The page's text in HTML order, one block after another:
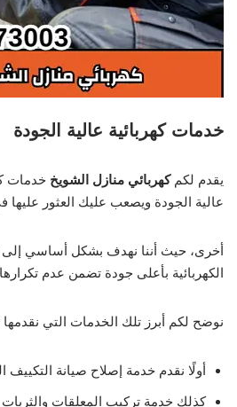
خدمات كهربائية عالية الجودة
يقدم لكمكهربائي منازل الشويخ خدمات
عالية الجودة ويصعب عليك العثور
أخرى، حيث أننا نهدف بشكل أساسي إلى
الكهربائية بأعلى جودة تضمن عدم
نوضح لكم أبرز تلك الخدمات التي نقدمها
أولًا نقدم خدمة إصلاح صيانة التكييف
كذلك خدمة تركيب المعلقات والثريات